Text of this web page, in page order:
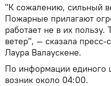
"К сожалению, сильный
Пожарные прилагают
работает не в их пользу.
ветер", — сказала пресс-
Лаура Валаускене.
По информации единого
возник около 04:00.